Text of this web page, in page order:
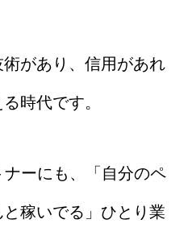
があり、信用があれ
時代です。
ーにも、「自分のペ
稼いでる」ひとり業